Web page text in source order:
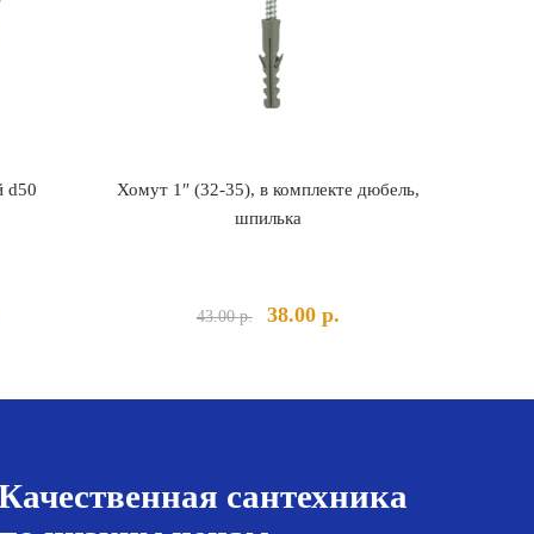
d50
Хомут 1″ (32-35), в комплекте дюбель,
шпилька
43.00р.
Первоначальная
43.00 р..
38.00 р.
сантехника